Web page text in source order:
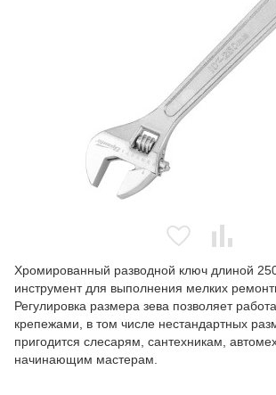
Хромированный разводной ключ длиной
инструмент для выполнения мелких
Регулировка размера зева позволяет
крепежами, в том числе нестандартных
пригодится слесарям, сантехникам,
начинающим мастерам.